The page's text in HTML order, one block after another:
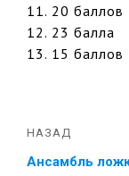
11. 20
12. 23
13. 15
НАЗАД
Ансамбль